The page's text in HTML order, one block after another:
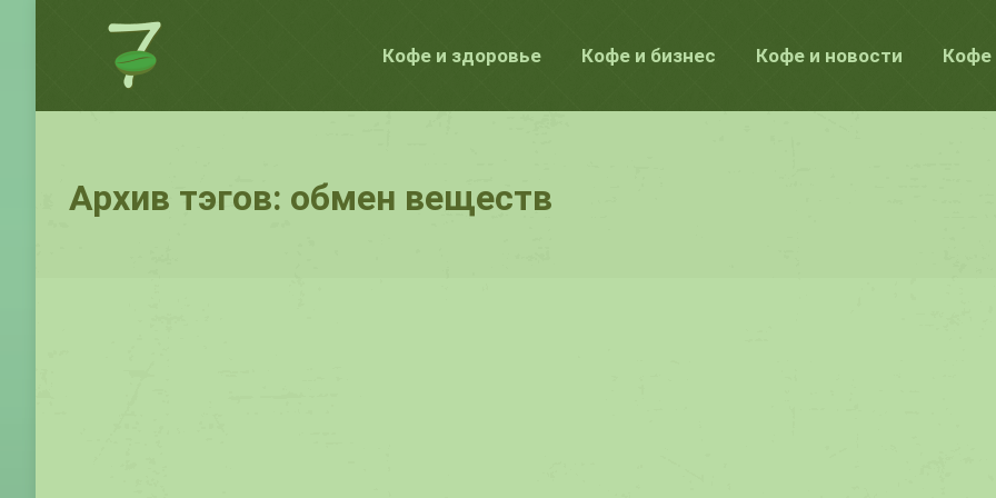
Кофе и здоровье Кофе и бизнес Кофе и новости Кофе
Архив тэгов: обмен веществ